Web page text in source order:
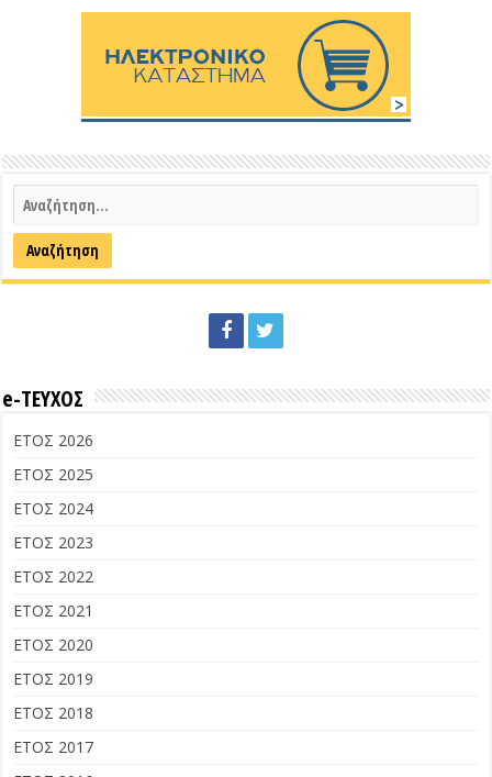
e-ΤΕΥΧΟΣ
ΕΤΟΣ 2026
ΕΤΟΣ 2025
ΕΤΟΣ 2024
ΕΤΟΣ 2023
ΕΤΟΣ 2022
ΕΤΟΣ 2021
ΕΤΟΣ 2020
ΕΤΟΣ 2019
ΕΤΟΣ 2018
ΕΤΟΣ 2017